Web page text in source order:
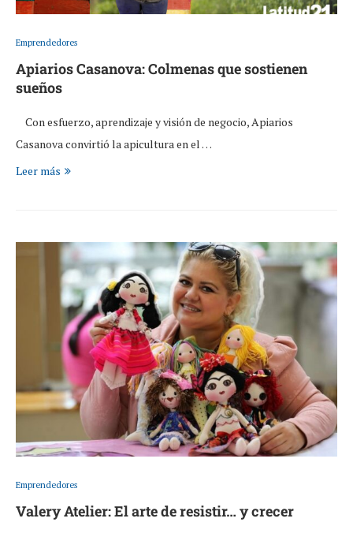
Emprendedores
Apiarios Casanova: Colmenas que sostienen
sueños
Con esfuerzo, aprendizaje y visión de negocio, Apiarios
Casanova convirtió la apicultura en el …
Leer más
Emprendedores
Valery Atelier: El arte de resistir… y crecer